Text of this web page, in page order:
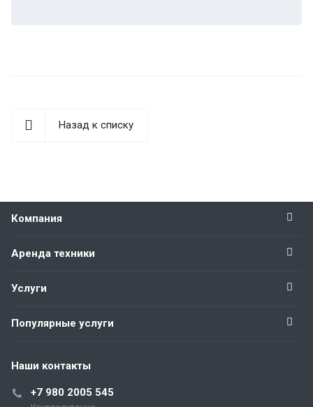
Назад к списку
Компания
Аренда техники
Услуги
Популярные услуги
Наши контакты
+7 980 2005 545